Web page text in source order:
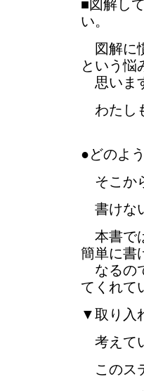
■図解し
い。
図解に
という悩
思いま
わたし
●どのよ
そこか
書けな
本書で
簡単に書
なるの
てくれて
▼取り入
考えて
このス